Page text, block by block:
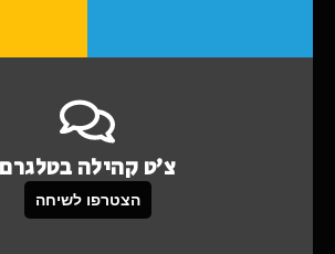
צ'ט קהילה בטלגרם
הצטרפו לשיחה